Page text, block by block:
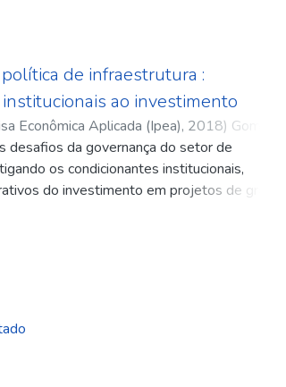
de infraestrutura :
ao investimento
Econômica Aplicada (Ipea), 2018) Gomide,
; Pereira, Ana Karine
desafios da governança do setor de
os condicionantes institucionais,
do investimento em projetos de grande
sobre diversos aspectos da governança
público-privadas; e às inovações
da implementação do Programa de